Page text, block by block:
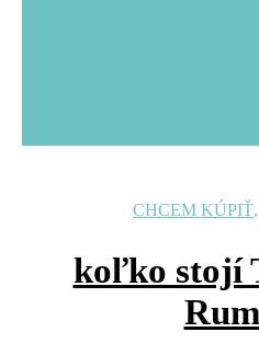
CHCEM KÚPIŤ,
koľko stojí